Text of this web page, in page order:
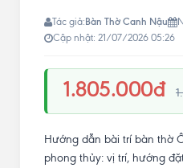
Tác giả:Bàn Thờ Canh Nậu
Cập nhật: 21/07/2026 05:26
1.805.000đ
Hướng dẫn bài trí bàn thờ
phong thủy: vị trí, hướng